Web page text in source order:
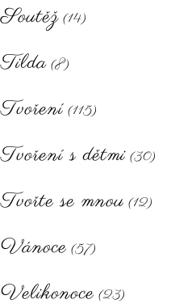
Soutěž (14)
Tilda (8)
Tvoření (115)
Tvoření s dětmi (30)
Tvořte se mnou (12)
Vánoce (57)
Velikonoce (23)